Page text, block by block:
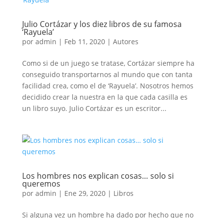
Julio Cortázar y los diez libros de su famosa
‘Rayuela’
por admin | Feb 11, 2020| Autores
Como si de un juego se tratase, Cortázar siempre ha
conseguido transportarnos al mundo que con tanta
facilidad crea, como el de ‘Rayuela’. Nosotros hemos
decidido crear la nuestra en la que cada casilla es
un libro suyo. Julio Cortázar es un escritor...
Los hombres nos explican cosas… solo si
queremos
por admin | Ene 29, 2020| Libros
Si alguna vez un hombre ha dado por hecho que no